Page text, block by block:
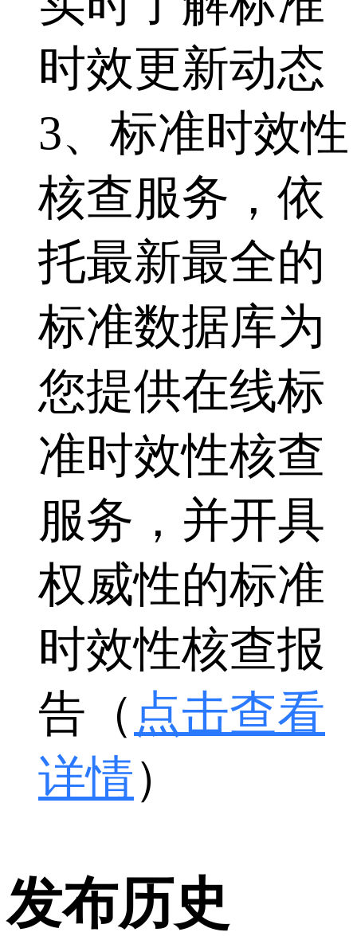
时效更新动态
3、标准时效性
核查服务，依
托最新最全的
标准数据库为
您提供在线标
准时效性核查
服务，并开具
权威性的标准
时效性核查报
告（ 点击查看
详情）
发布历史